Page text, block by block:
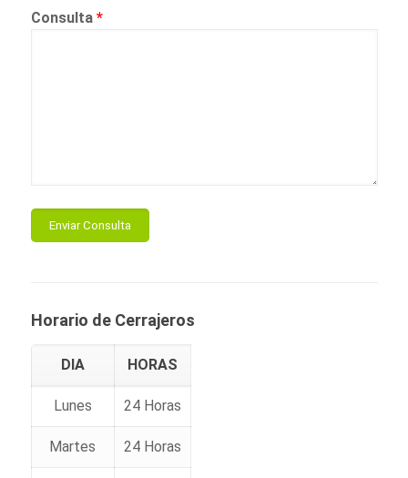
Consulta *
Horario de Cerrajeros
DIA HORAS
Lunes 24 Horas
Martes 24 Horas